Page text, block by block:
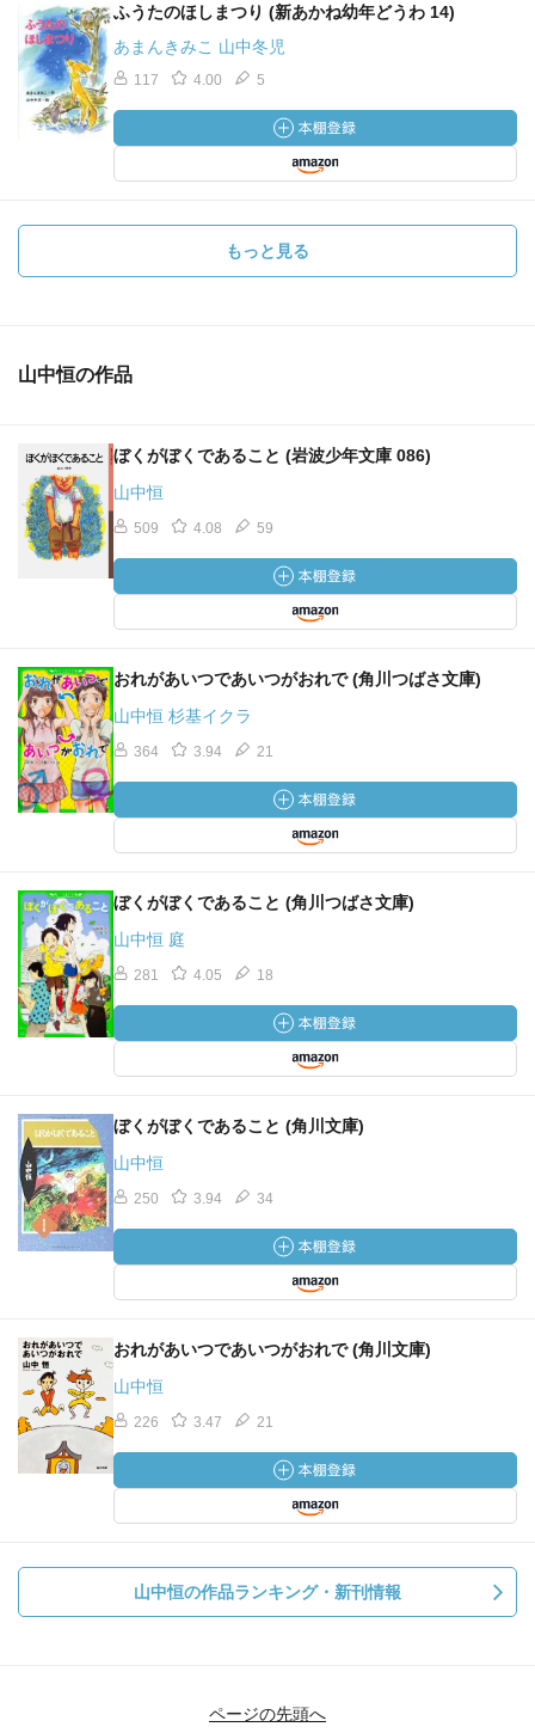
ふうたのほしまつり (新あかね幼年どうわ 14)
あまんきみこ 山中冬児
117 4.00 5
もっと見る
山中恒の作品
ぼくがぼくであること (岩波少年文庫 086)
山中恒
509 4.08 59
おれがあいつであいつがおれで (角川つばさ文庫)
山中恒 杉基イクラ
364 3.94 21
ぼくがぼくであること (角川つばさ文庫)
山中恒 庭
281 4.05 18
ぼくがぼくであること (角川文庫)
山中恒
250 3.94 34
おれがあいつであいつがおれで (角川文庫)
山中恒
226 3.47 21
山中恒の作品ランキング・新刊情報
ページの先頭へ